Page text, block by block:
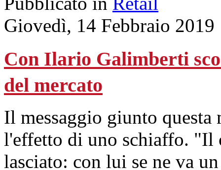
Giovedì, 14 Febbraio 2019
Con Ilario Galimberti
del mercato
Il messaggio giunto questa
l'effetto di uno schiaffo. "Il
lasciato: con lui se ne va